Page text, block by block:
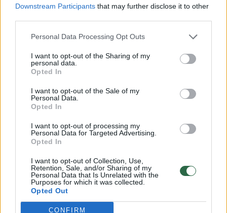
Downstream Participants that may further disclose it to other
Personal Data Processing Opt Outs
I want to opt-out of the Sharing of my
personal data.
Opted In
I want to opt-out of the Sale of my
Personal Data.
Opted In
I want to opt-out of processing my
Personal Data for Targeted Advertising.
Opted In
I want to opt-out of Collection, Use,
Retention, Sale, and/or Sharing of my
Personal Data that Is Unrelated with the
Purposes for which it was collected.
Opted Out
CONFIRM
aukščiausio lygio vadovų studijas.
M. Giga daugiausia fokusuosis į strateginius
ilgalaikius tikslus, o dabartinis Vilniaus „Ryto“
vadovas Jaroslav Latušinskij toliau vadovaus
organizacijos veiklai.
„Vilniaus „Rytas“ kaip organizacija kryptingai
auga jau daugelį metų. Rodos, dar neseniai
ir kilo daug klausimų dėl jo ateities. Visgi
žingsnis po žingsnio tvirtėjome ir visiems
įrodėme, kad galime būti stabili, patikima ir,